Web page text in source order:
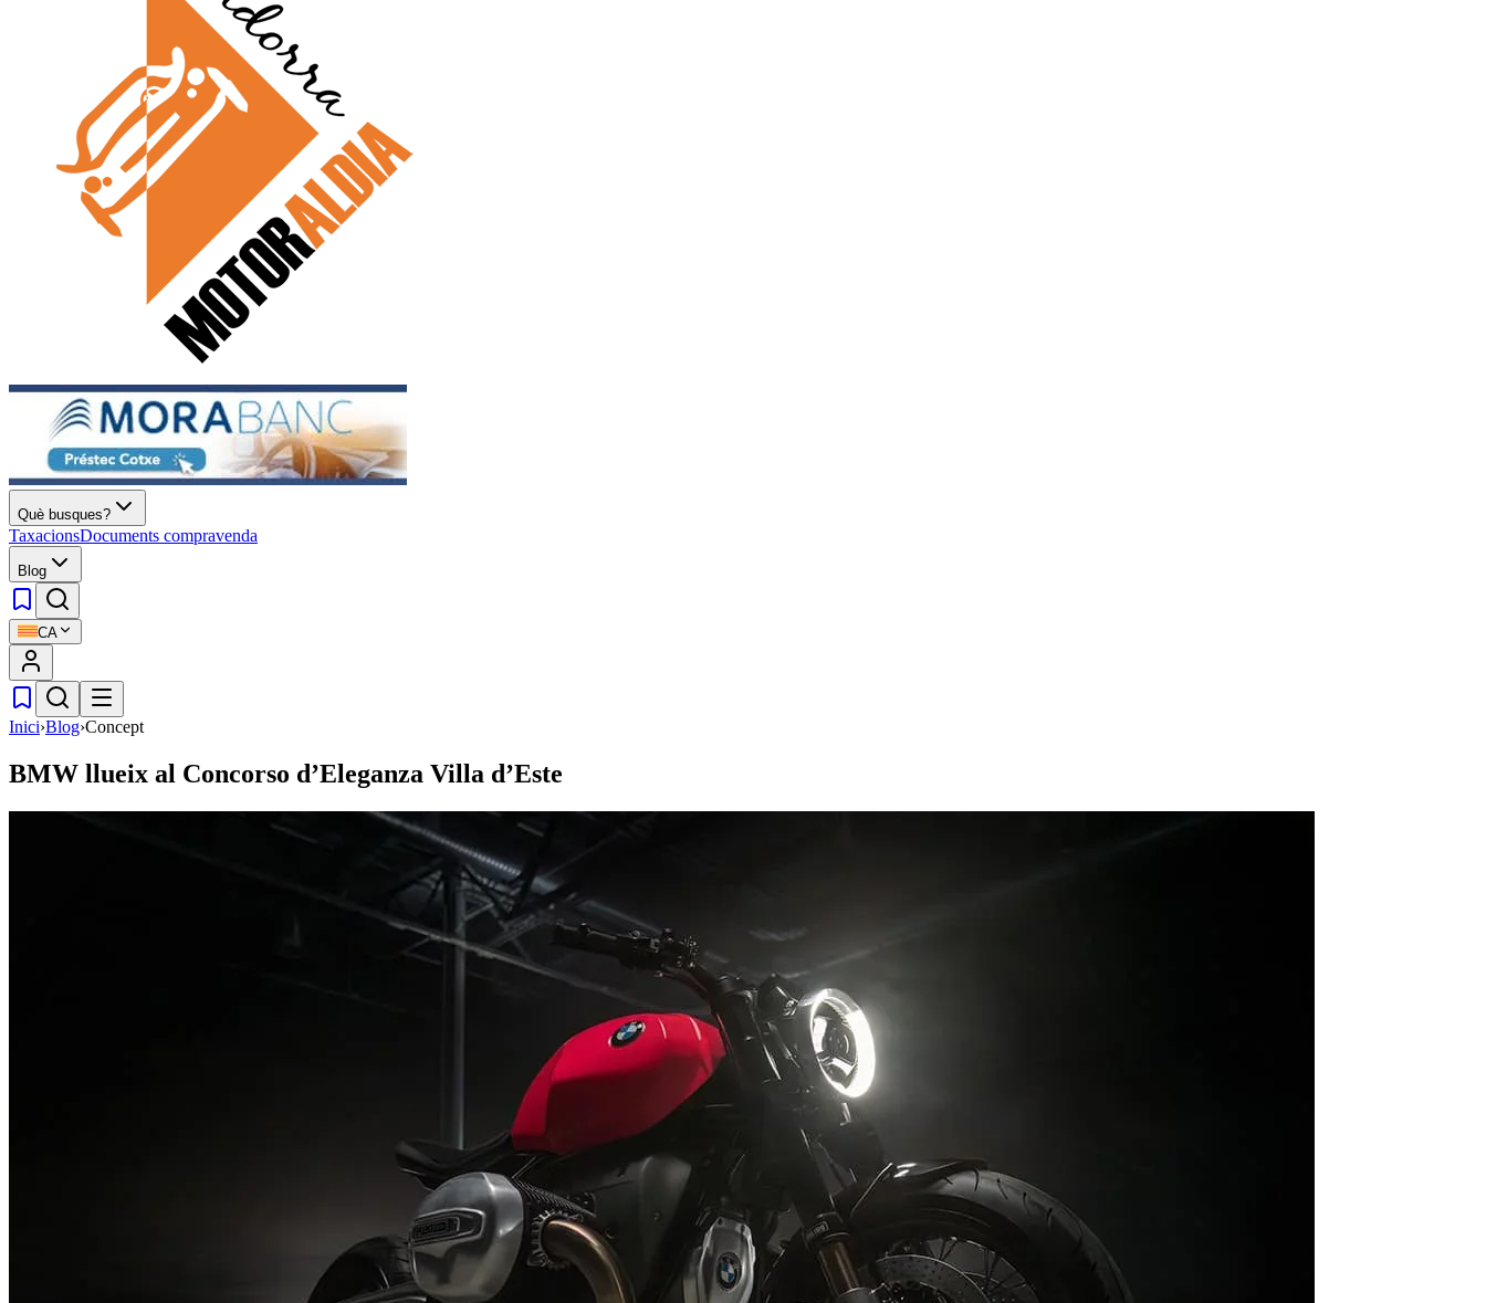
Què busques?
TaxacionsDocuments compravenda
Blog
CA
Inici›Blog›Concept
BMW llueix al Concorso d’Eleganza Villa d’Este